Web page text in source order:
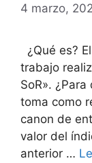
4 marzo,
¿Qué es?
trabajo
SoR».
toma como
canon de
valor del
anterior …